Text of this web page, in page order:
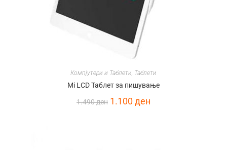
Компјутери и Таблети Таблети
Mi LCD Таблет за пишување
1.490ден 1.100ден